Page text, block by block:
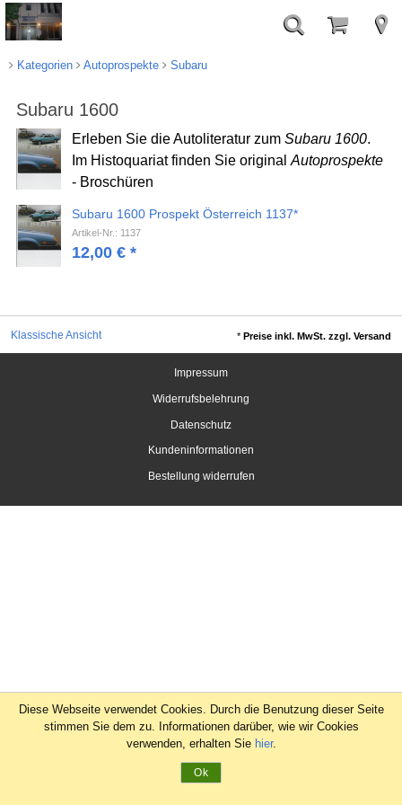
Kategorien Autoprospekte Subaru
Subaru 1600
Erleben Sie die Autoliteratur zum Subaru 1600.
Im Histoquariat finden Sie original Autoprospekte
- Broschüren
Subaru 1600 Prospekt Österreich 1137*
Artikel-Nr.: 1137
12,00 €*
Klassische Ansicht *Preise inkl. MwSt. zzgl. Versand
Impressum
Widerrufsbelehrung
Datenschutz
Kundeninformationen
Bestellung widerrufen
Diese Webseite verwendet Cookies. Durch die Benutzung dieser Seite
stimmen Sie dem zu. Informationen darüber, wie wir Cookies
verwenden, erhalten Sie hier.
Ok